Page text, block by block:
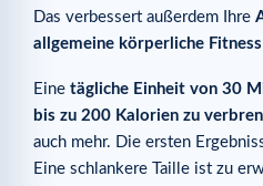
Das verbessert außerdem Ihre
allgemeine körperliche
Eine tägliche Einheit von 30
bis zu 200 Kalorien zu
auch mehr. Die ersten
Eine schlankere Taille ist zu